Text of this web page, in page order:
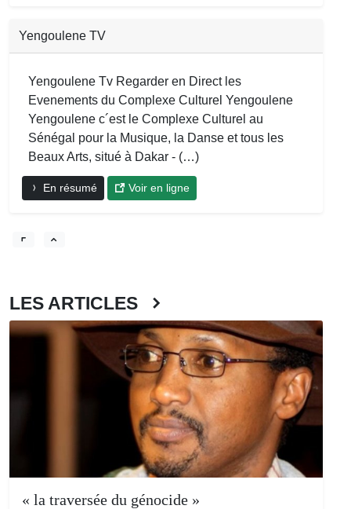
Yengoulene TV
Yengoulene Tv Regarder en Direct les
Evenements du Complexe Culturel Yengoulene
Yengoulene c´est le Complexe Culturel au
Sénégal pour la Musique, la Danse et tous les
Beaux Arts, situé à Dakar - (…)
En résumé Voir en ligne
LES ARTICLES
« la traversée du génocide »